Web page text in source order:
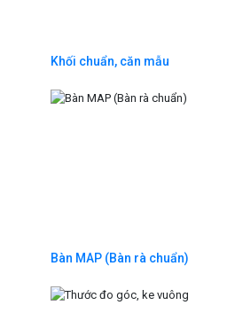
Khối chuẩn, căn mẫu
Bàn MAP (Bàn rà chuẩn)